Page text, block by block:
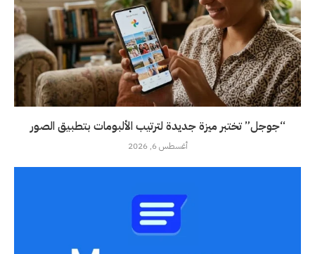
“جوجل” تختبر ميزة جديدة لترتيب الألبومات بتطبيق الصور
أغسطس 6, 2026